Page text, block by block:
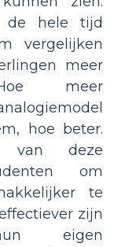
de hele tijd
vergelijken
meer
meer
hoe beter.
van deze
om
te
zijn
eigen